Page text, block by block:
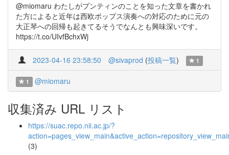
@miomaru わたしがプンティンのことを知った文章を書かれ
た方によると近年は西欧ポップス演奏への対応のために元の
大正琴への回帰も起きてるそうでなんとも興味深いです。
https://t.co/UIvfBchxWj
2023-04-16 23:58:50 @sivaprod (投稿一覧) 1
1 @miomaru
収集済み URL リスト
https://suac.repo.nii.ac.jp/?
(3)